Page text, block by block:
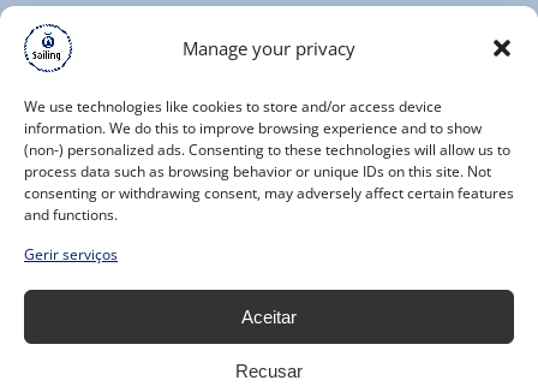
Manage your privacy
We use technologies like cookies to store and/or access device
information. We do this to improve browsing experience and to show
(non-) personalized ads. Consenting to these technologies will allow us to
process data such as browsing behavior or unique IDs on this site. Not
consenting or withdrawing consent, may adversely affect certain features
and functions.
Gerir serviços
Aceitar
Recusar
Home
Cruzeiros
in
window)